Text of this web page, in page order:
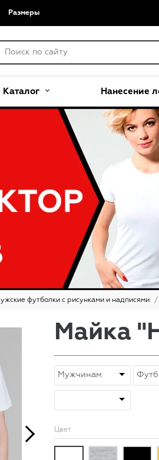
Размеры
Каталог Нанесение
футболки с рисунками и надписями
Майка
Цвет